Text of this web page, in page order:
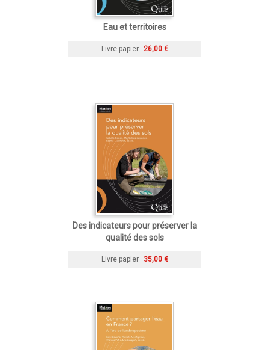
Eau et territoires
Livre papier 26,00 €
Des indicateurs pour préserver la
qualité des sols
Livre papier 35,00 €